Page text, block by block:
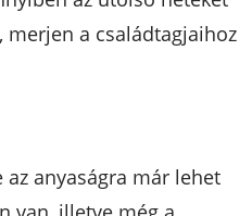
a családtagjaihoz
anyaságra már lehet